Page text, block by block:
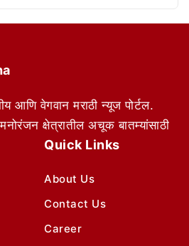
आणि वेगवान मराठी न्यूज पोर्टल.
क्षेत्रातील अचूक बातम्यांसाठी
Quick Links
About Us
Contact Us
Career